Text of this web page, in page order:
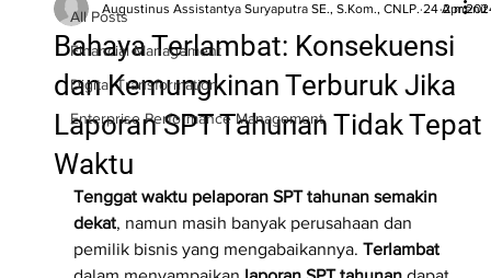
All Posts
Financial Management
Digital Transformation
Enterprise Performance Management
Bahaya Terlambat: Konsekuensi
dan Kemungkinan Terburuk Jika
Laporan SPT Tahunan Tidak Tepat
Waktu
Augustinus Assistantya Suryaputra SE., S.Kom., CNLP. 24 Apr2 menit
Tenggat waktu pelaporan SPT tahunan semakin
dekat, namun masih banyak perusahaan dan
pemilik bisnis yang mengabaikannya. Terlambat